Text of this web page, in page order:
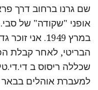
אופני "שקודה" של
במרץ 1949.
הבריטי, לאחר קבלת
שכללה ריסוס ב
למעברת אוהלים